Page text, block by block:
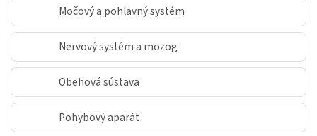
Močový a pohlavný systém
Nervový systém a mozog
Obehová sústava
Pohybový aparát